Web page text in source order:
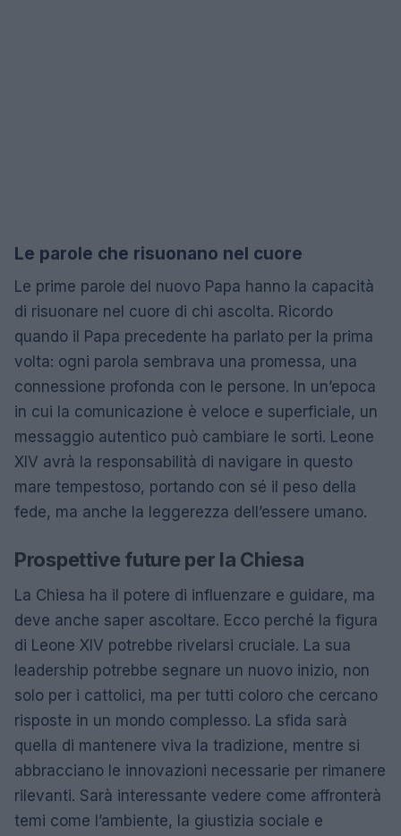
Le parole che risuonano nel cuore
Le prime parole del nuovo Papa hanno la capacità
di risuonare nel cuore di chi ascolta. Ricordo
quando il Papa precedente ha parlato per la prima
volta: ogni parola sembrava una promessa, una
connessione profonda con le persone. In un’epoca
in cui la comunicazione è veloce e superficiale, un
messaggio autentico può cambiare le sorti. Leone
XIV avrà la responsabilità di navigare in questo
mare tempestoso, portando con sé il peso della
fede, ma anche la leggerezza dell’essere umano.
Prospettive future per la Chiesa
La Chiesa ha il potere di influenzare e guidare, ma
deve anche saper ascoltare. Ecco perché la figura
di Leone XIV potrebbe rivelarsi cruciale. La sua
leadership potrebbe segnare un nuovo inizio, non
solo per i cattolici, ma per tutti coloro che cercano
risposte in un mondo complesso. La sfida sarà
quella di mantenere viva la tradizione, mentre si
abbracciano le innovazioni necessarie per rimanere
rilevanti. Sarà interessante vedere come affronterà
temi come l’ambiente, la giustizia sociale e